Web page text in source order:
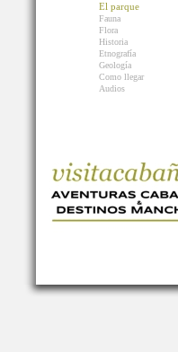
El parque
Fauna
Flora
Historia
Etnografía
Geología
Como llegar
Audios